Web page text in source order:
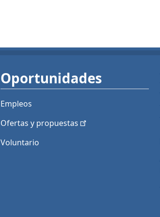
Oportunidades
Empleos
Ofertas y propuestas
Voluntario